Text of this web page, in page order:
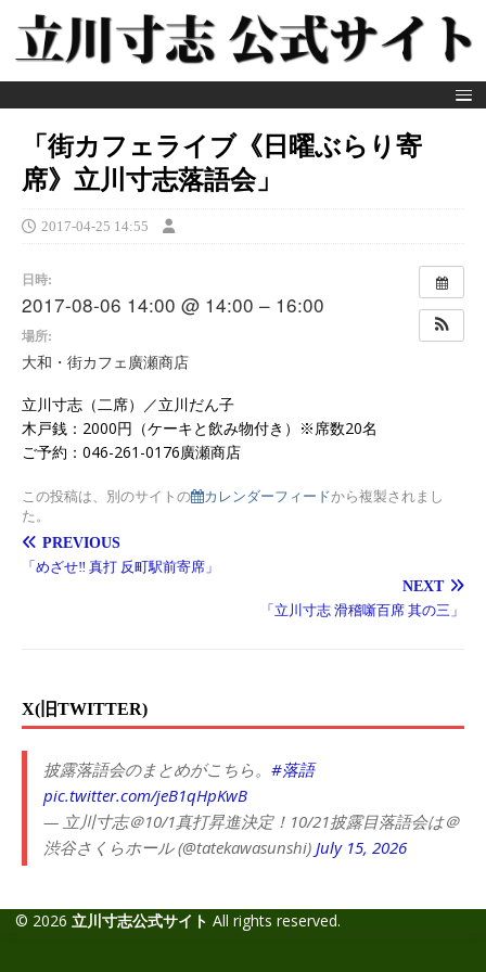
「街カフェライブ《日曜ぶらり寄
席》立川寸志落語会」
2017-04-25 14:55
日時:
2017-08-06 14:00 @ 14:00 – 16:00
場所:
大和・街カフェ廣瀬商店
立川寸志（二席）／立川だん子
木戸銭：2000円（ケーキと飲み物付き）※席数20名
ご予約：046-261-0176廣瀬商店
この投稿は、別のサイトの カレンダーフィードから複製されまし
た。
PREVIOUS
「めざせ‼︎ 真打 反町駅前寄席」
NEXT
「立川寸志 滑稽噺百席 其の三」
X(旧TWITTER)
披露落語会のまとめがこちら。 #落語
pic.twitter.com/jeB1qHpKwB
— 立川寸志＠10/1真打昇進決定！10/21披露目落語会は＠
渋谷さくらホール (@tatekawasunshi) July 15, 2026
© 2026 立川寸志公式サイト All rights reserved.